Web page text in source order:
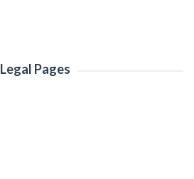
Legal Pages